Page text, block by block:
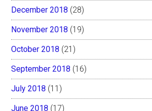
December 2018 (28)
November 2018 (19)
October 2018 (21)
September 2018 (16)
July 2018 (11)
June 2018 (17)